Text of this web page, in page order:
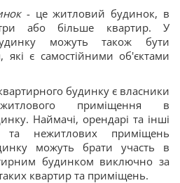
- це житловий будинок, в
або більше квартир. У
можуть також бути
які є самостійними об'єктами
будинку є власники
приміщення в
Наймачі, орендарі та інші
та нежитлових приміщень
можуть брати участь в
будинком виключно за
квартир та приміщень.